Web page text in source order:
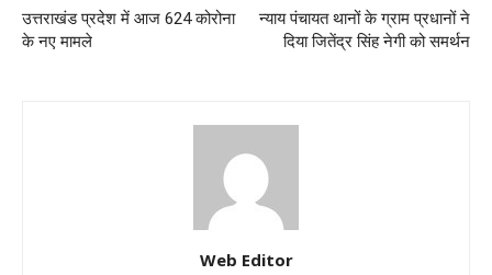
उत्तराखंड प्रदेश में आज 624 कोरोना
के नए मामले
न्याय पंचायत थानों के ग्राम प्रधानों ने
दिया जितेंद्र सिंह नेगी को समर्थन
Web Editor